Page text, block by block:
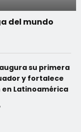
del mundo
su primera
y fortalece
en Latinoamérica